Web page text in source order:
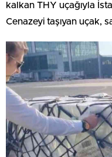
kalkan THY uçağıyla
Cenazeyi taşıyan uçak,